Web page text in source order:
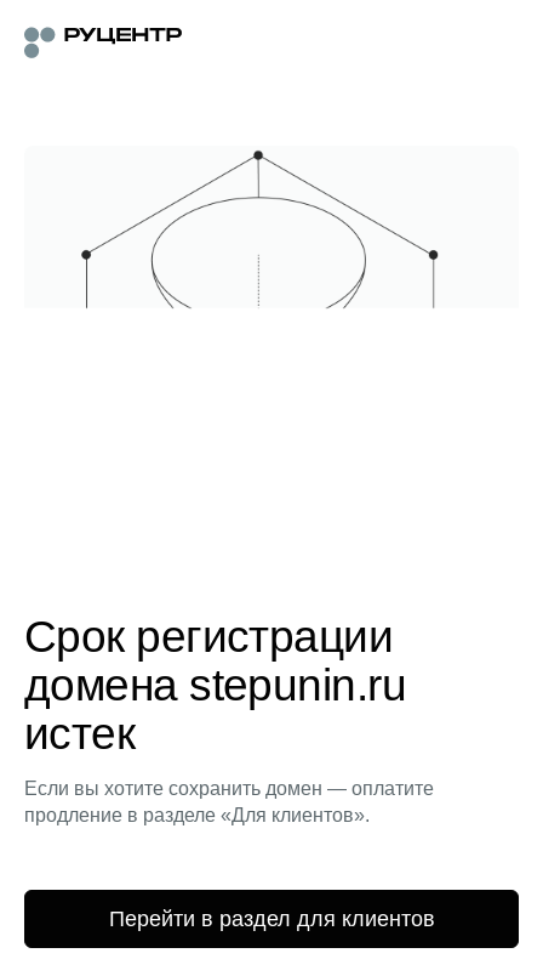
Срок регистрации
домена stepunin.ru
истек
Если вы хотите сохранить домен — оплатите
продление в разделе «Для клиентов».
Перейти в раздел для клиентов